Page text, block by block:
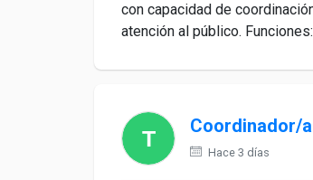
con capacidad de
atención al público.
Coordinador/
Hace 3 días